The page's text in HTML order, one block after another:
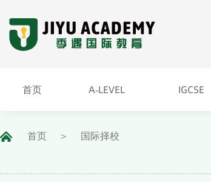
首页
A-LEVEL
IGCSE
首页 国际择校